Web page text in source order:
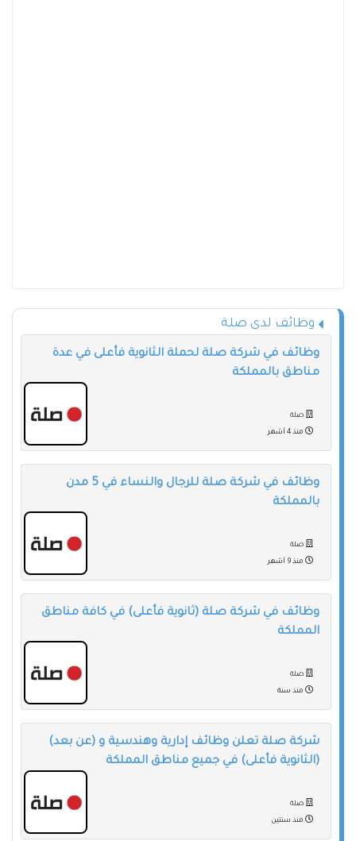
وظائف لدى صلة
وظائف في شركة صلة لحملة الثانوية فأعلى في عدة
مناطق بالمملكة
صلة
منذ 4 أشهر
وظائف في شركة صلة للرجال والنساء في 5 مدن
بالمملكة
صلة
منذ 9 أشهر
وظائف في شركة صلة (ثانوية فأعلى) في كافة مناطق
المملكة
صلة
منذ سنة
شركة صلة تعلن وظائف إدارية وهندسية و (عن بعد)
(الثانوية فأعلى) في جميع مناطق المملكة
صلة
منذ سنتين